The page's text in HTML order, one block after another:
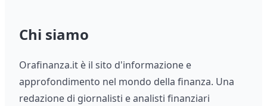
Chi siamo
Orafinanza.it è il sito d'informazione e
approfondimento nel mondo della finanza. Una
redazione di giornalisti e analisti finanziari